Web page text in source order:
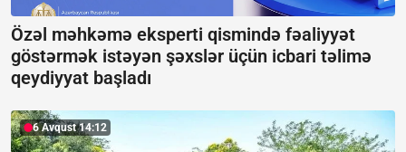
Özəl məhkəmə eksperti qismində fəaliyyət
göstərmək istəyən şəxslər üçün icbari təlimə
qeydiyyat başladı
6 Avqust 14:12